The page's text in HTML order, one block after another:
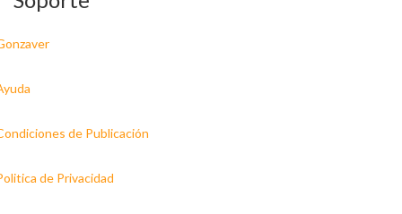
de Publicación
de Privacidad